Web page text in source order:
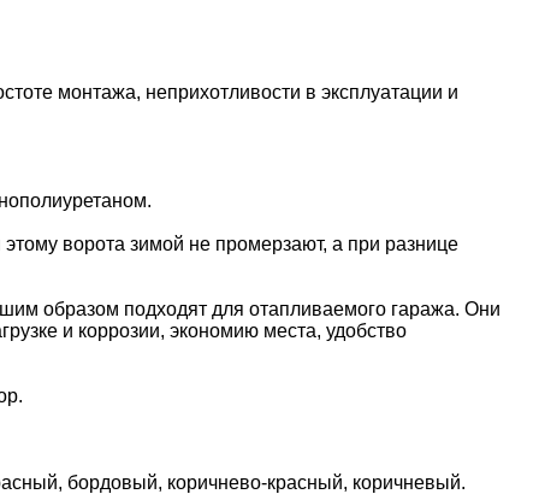
монтажа, неприхотливости в эксплуатации и
ворота зимой не промерзают, а при разнице
образом подходят для отапливаемого гаража. Они
и коррозии, экономию места, удобство
бордовый, коричнево-красный, коричневый.